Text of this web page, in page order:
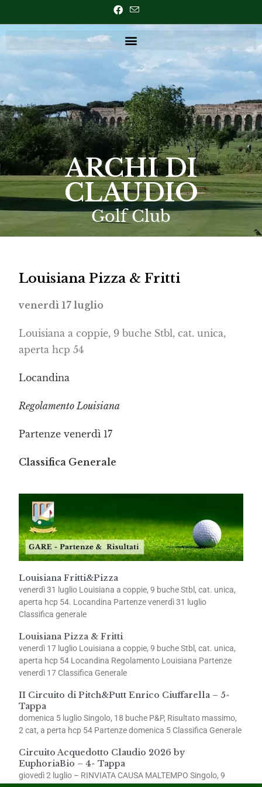
ARCHI DI
CLAUDIO
Golf Club
Louisiana Pizza & Fritti
venerdì 17 luglio
Louisiana a coppie, 9 buche Stbl, cat. unica,
aperta hcp 54
Locandina
Regolamento Louisiana
Partenze venerdì 17
Classifica Generale
Louisiana Fritti&Pizza
venerdì 31 luglio Louisiana a coppie, 9 buche Stbl, cat. unica,
aperta hcp 54. Locandina Partenze venerdì 31 luglio
Classifica generale
Louisiana Pizza & Fritti
venerdì 17 luglio Louisiana a coppie, 9 buche Stbl, cat. unica,
aperta hcp 54 Locandina Regolamento Louisiana Partenze
venerdì 17 Classifica Generale
II Circuito di Pitch&Putt Enrico Ciuffarella – 5^
Tappa
domenica 5 luglio Singolo, 18 buche P&P, Risultato massimo,
2 cat, a perta hcp 54 Partenze domenica 5 Classifica Generale
Circuito Acquedotto Claudio 2026 by
EuphoriaBio – 4^ Tappa
giovedì 2 luglio – RINVIATA CAUSA MALTEMPO Singolo, 9